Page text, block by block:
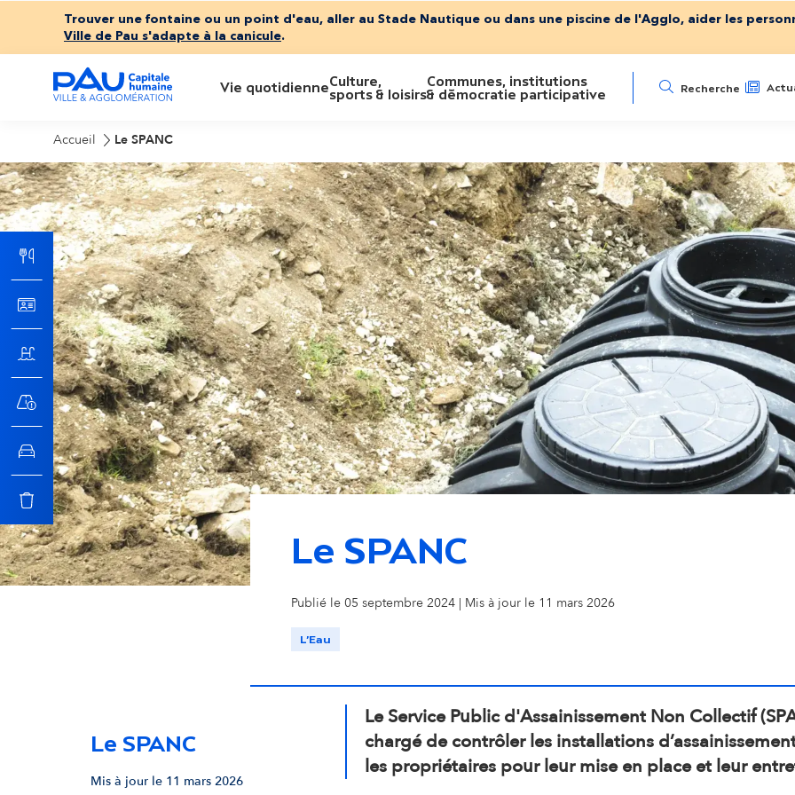
Trouver une fontaine ou un point d'eau, aller au Stade Nautique ou dans une piscine de l'Agglo, aider les
Ville de Pau s'adapte à la canicule.
M
n
u
p
r
i
n
c
i
p
Vie quotidienneCulture,
sports & loisirs
Communes, institutions
& démocratie participative
N
v
i
g
a
t
i
o
o
n
Recherche
Accueil Le SPANC
Fosse septique pour l'assainissement non collectif© Ville de Pau
Le SPANC
Publié le 05 septembre 2024 | Mis à jour le 11 mars 2026
L'Eau
Le SPANC
Mis à jour le 11 mars 2026
Le Service Public d'Assainissement Non Collectif
chargé de contrôler les installations
les propriétaires pour leur mise en place et leur